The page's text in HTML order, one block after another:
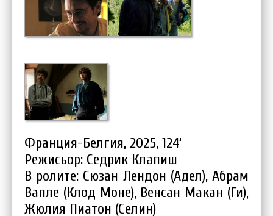
Франция-Белгия, 2025, 124‘
Режисьор: Седрик Клапиш
В ролите: Сюзан Лендон (Адел), Абрам
Вапле (Клод Моне), Венсан Макан (Ги),
Жюлия Пиатон (Селин)